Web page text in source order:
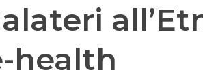
health